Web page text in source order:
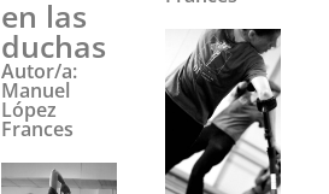
en las
duchas
Autor/a:
Manuel
López
Frances